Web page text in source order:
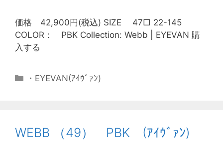
価格 42,900円(税込) SIZE 47□ 22-145
COLOR： PBK Collection: Webb | EYEVAN 購
入する
・EYEVAN(ｱｲｳﾞｧﾝ)
WEBB （49） PBK (ｱｲｳﾞｧﾝ)